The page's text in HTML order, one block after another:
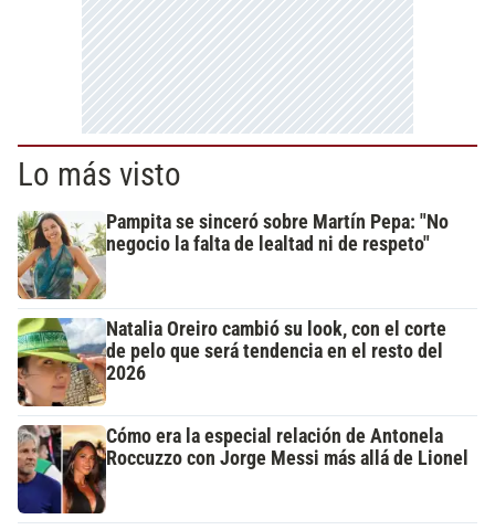
Lo más visto
Pampita se sinceró sobre Martín Pepa: "No
negocio la falta de lealtad ni de respeto"
Natalia Oreiro cambió su look, con el corte
de pelo que será tendencia en el resto del
2026
Cómo era la especial relación de Antonela
Roccuzzo con Jorge Messi más allá de Lionel